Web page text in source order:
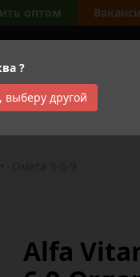
?
выберу другой
оптом
Alfa